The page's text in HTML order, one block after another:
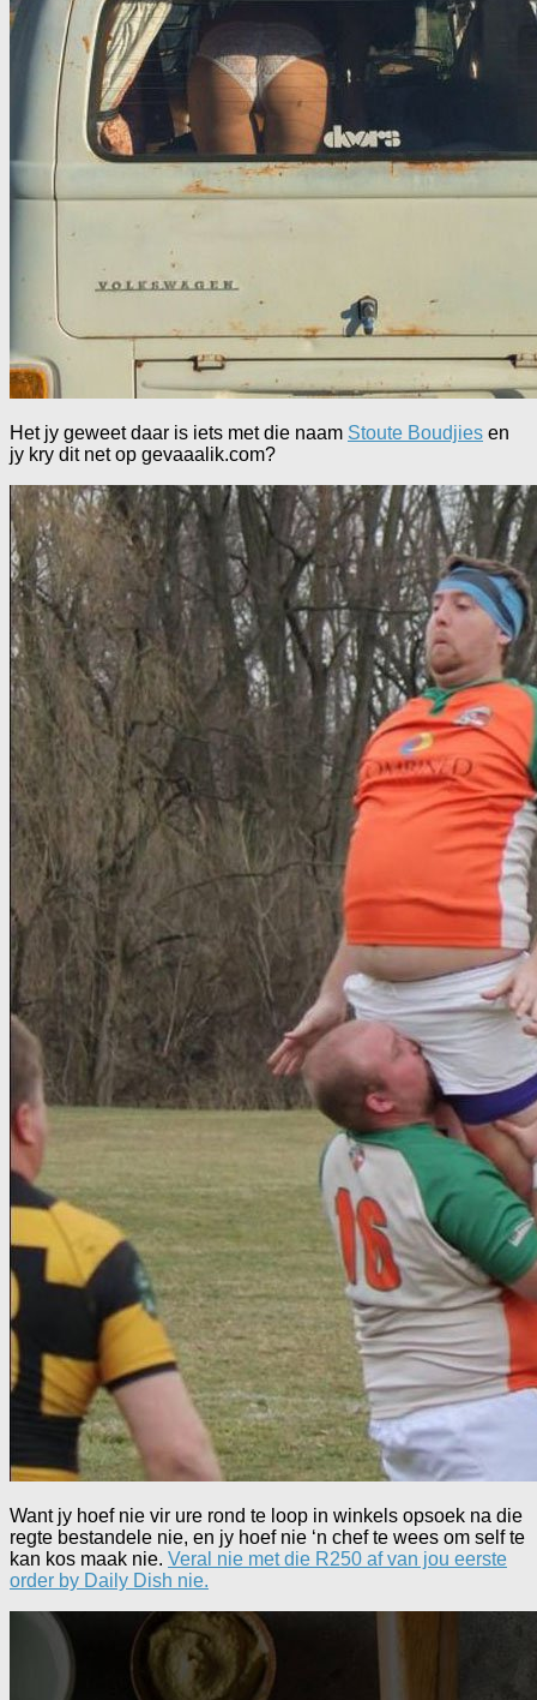
Het jy geweet daar is iets met die naam Stoute Boudjies en
jy kry dit net op gevaaalik.com?
Want jy hoef nie vir ure rond te loop in winkels opsoek na die
regte bestandele nie, en jy hoef nie ‘n chef te wees om self te
kan kos maak nie. Veral nie met die R250 af van jou eerste
order by Daily Dish nie.